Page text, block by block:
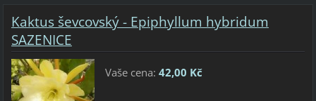
Kaktus ševcovský - Epiphyllum hybridum
SAZENICE
Vaše cena: 42,00 Kč